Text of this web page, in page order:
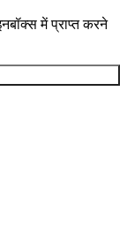
में प्राप्त करने